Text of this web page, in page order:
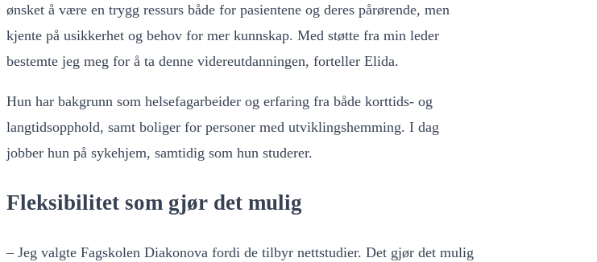
ønsket å være en trygg ressurs både for pasientene og deres pårørende, men
kjente på usikkerhet og behov for mer kunnskap. Med støtte fra min leder
bestemte jeg meg for å ta denne videreutdanningen, forteller Elida.
Hun har bakgrunn som helsefagarbeider og erfaring fra både korttids- og
langtidsopphold, samt boliger for personer med utviklingshemming. I dag
jobber hun på sykehjem, samtidig som hun studerer.
Fleksibilitet som gjør det mulig
– Jeg valgte Fagskolen Diakonova fordi de tilbyr nettstudier. Det gjør det mulig